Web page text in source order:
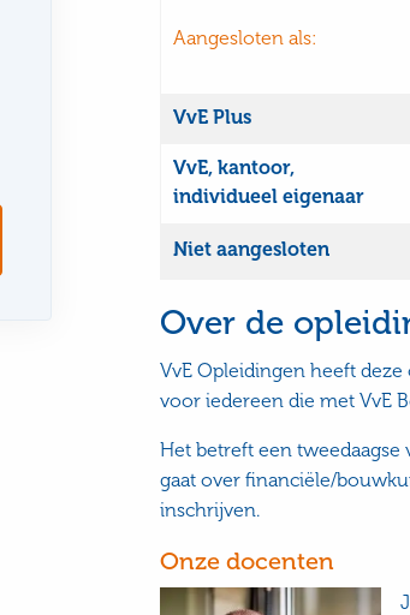
Aangesloten als:
VvE Plus
VvE, kantoor,
individueel eigenaar
Niet aangesloten
Over de
VvE Opleidingen heeft
voor iedereen die met VvE
Het betreft een tweedaagse
gaat over financiële/
inschrijven.
Onze docenten